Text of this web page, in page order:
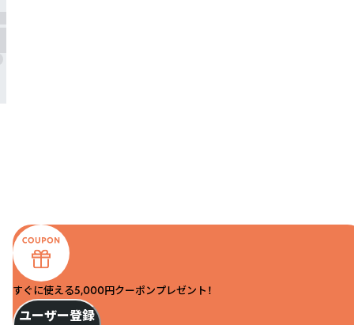
すぐに使える5,000円クーポンプレゼント！
ユーザー登録